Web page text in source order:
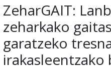
ZeharGAIT:
zeharkako
garatzeko
irakasleentzako